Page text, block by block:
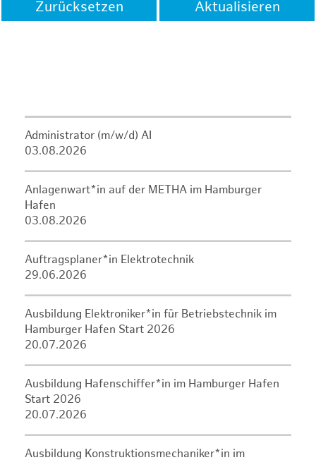
Zurücksetzen Aktualisieren
Administrator (m/w/d) AI
03.08.2026
Anlagenwart*in auf der METHA im Hamburger
Hafen
03.08.2026
Auftragsplaner*in Elektrotechnik
29.06.2026
Ausbildung Elektroniker*in für Betriebstechnik im
Hamburger Hafen Start 2026
20.07.2026
Ausbildung Hafenschiffer*in im Hamburger Hafen
Start 2026
20.07.2026
Ausbildung Konstruktionsmechaniker*in im